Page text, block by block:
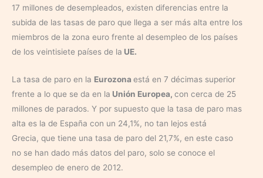
17 millones de desempleados, existen diferencias entre la
subida de las tasas de paro que llega a ser más alta entre los
miembros de la zona euro frente al desempleo de los países
de los veintisiete países de la UE.
La tasa de paro en la Eurozona está en 7 décimas superior
frente a lo que se da en la Unión Europea, con cerca de 25
millones de parados. Y por supuesto que la tasa de paro mas
alta es la de España con un 24,1%, no tan lejos está
Grecia, que tiene una tasa de paro del 21,7%, en este caso
no se han dado más datos del paro, solo se conoce el
desempleo de enero de 2012.